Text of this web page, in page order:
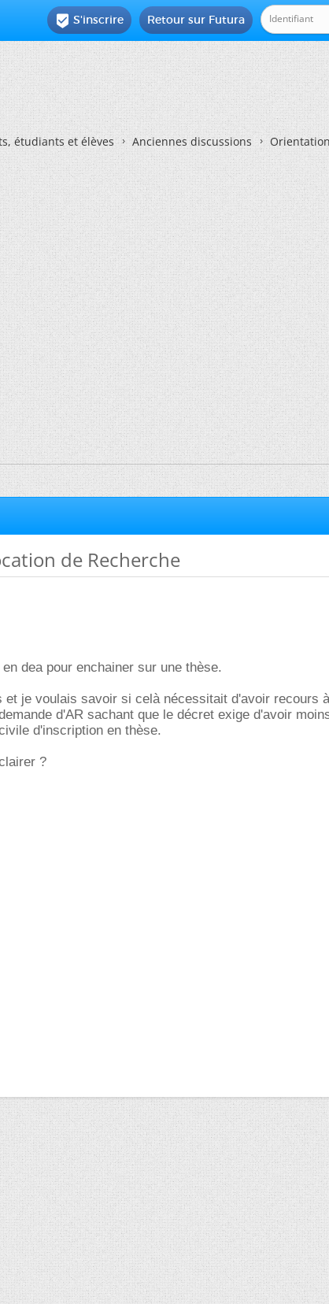
Retour sur Futura
 S'inscrire
étudiants et élèves Anciennes discussions
de Recherche
dea pour enchainer sur une thèse.
et je voulais savoir si celà nécessitait d'avoir recours
d'AR sachant que le décret exige d'avoir
d'inscription en thèse.
?